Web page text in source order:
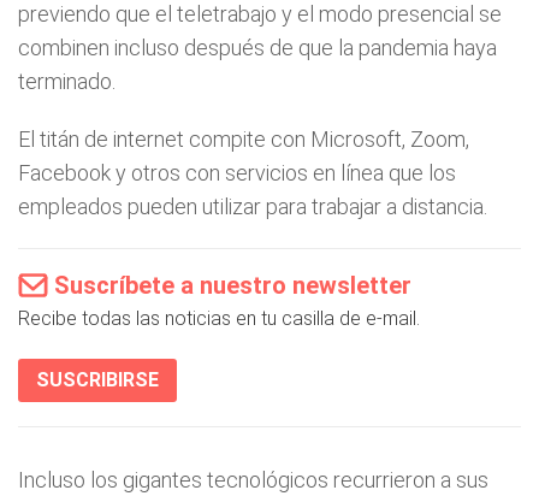
previendo que el teletrabajo y el modo presencial se
combinen incluso después de que la pandemia haya
terminado.
El titán de internet compite con Microsoft, Zoom,
Facebook y otros con servicios en línea que los
empleados pueden utilizar para trabajar a distancia.
Suscríbete a nuestro newsletter
Recibe todas las noticias en tu casilla de e-mail.
SUSCRIBIRSE
Incluso los gigantes tecnológicos recurrieron a sus